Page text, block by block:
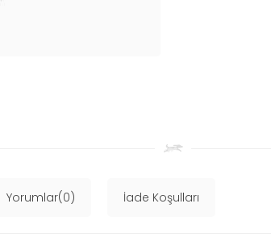
Yorumlar(0) İade Koşulları